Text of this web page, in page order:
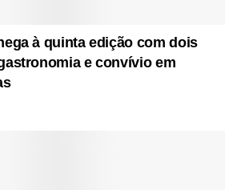
à quinta edição com dois
e convívio em